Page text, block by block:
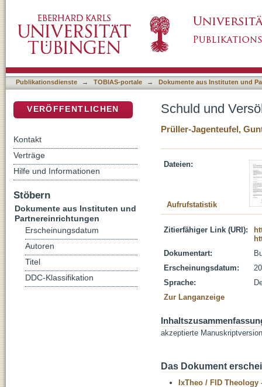
Publikationsdienste → TOBIAS-portale → Dokumente aus Instituten und
Schuld und
Prüller-Jagenteufel,
Dateien:
Aufrufstatistik
Zitierfähiger Link (URI):
Dokumentart:
Erscheinungsdatum:
Sprache:
Zur Langanzeige
akzeptierte Manuskriptversion
Das Dokument
IxTheo / FID Theology
VERÖFFENTLICHEN
Kontakt
Verträge
Hilfe und Informationen
Stöbern
Dokumente aus Instituten und
Partnereinrichtungen
Erscheinungsdatum
Autoren
Titel
DDC-Klassifikation